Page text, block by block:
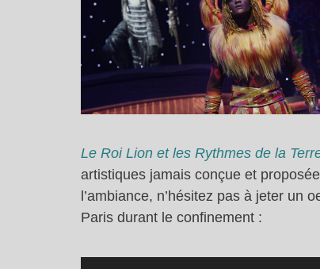
Le Roi Lion et les Rythmes de la
artistiques jamais conçue et
l’ambiance, n’hésitez pas à jeter un
Paris durant le confinement :